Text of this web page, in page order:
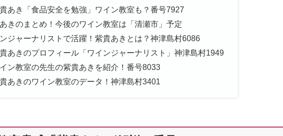
あき「食品安全を勉強」ワイン教室も？番号7927
きのまとめ！今後のワイン教室は「清瀬市」予定
ジャーナリストで活躍！紫貴あきとは？神津島村6086
あきのプロフィール「ワインジャーナリスト」神津島村1949
ン教室の先生の紫貴あきを紹介！番号8033
あきのワイン教室のデータ！神津島村3401